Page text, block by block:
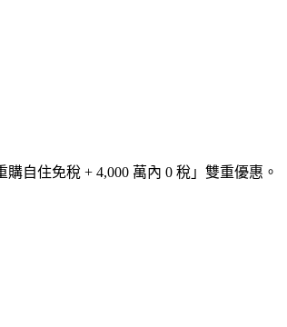
自住免稅 + 4,000 萬內 0 稅」雙重優惠。